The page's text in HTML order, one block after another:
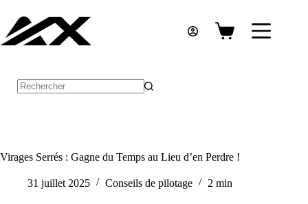
contenu
Panier
Virages Serrés : Gagne du Temps au Lieu d’en Perdre !
31 juillet 2025 Conseils de pilotage 2 min